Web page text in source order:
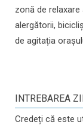
zonă de
alergătorii,
de agitația
INTREBAREA
Credeți că este